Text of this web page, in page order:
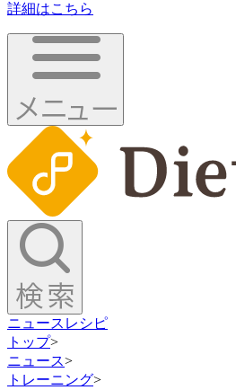
詳細はこちら
ニュース レシピ
トップ>
ニュース>
トレーニング>